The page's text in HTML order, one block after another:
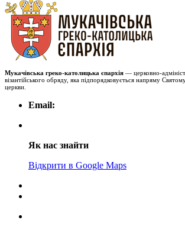
Мукачівська греко-католицька єпархія — церковно-
візантійського обряду, яка підпорядковується напряму
церкви.
Email:
Як нас знайти
Відкрити в Google Maps